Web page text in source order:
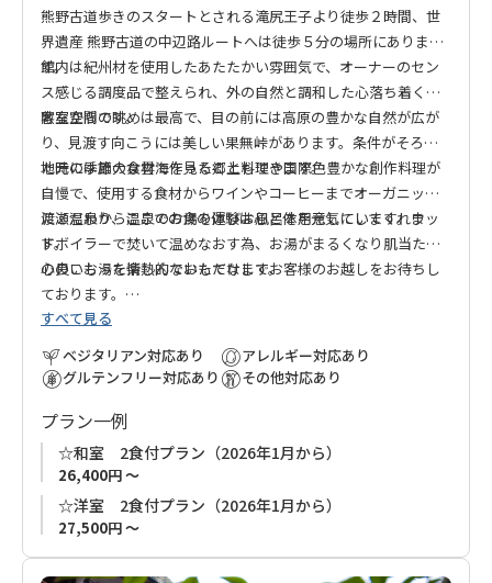
熊野古道歩きのスタートとされる滝尻王子より徒歩２時間、世
界遺産 熊野古道の中辺路ルートへは徒歩５分の場所にありま
す。
館内は紀州材を使用したあたたかい雰囲気で、オーナーのセン
ス感じる調度品で整えられ、外の自然と調和した心落ち着く素
敵な空間です。
客室からの眺めは最高で、目の前には高原の豊かな自然が広が
り、見渡す向こうには美しい果無峠があります。条件がそろっ
た時には雄大な雲海を見ることもできます。
地元の季節の食材で作った郷土料理や国際色豊かな創作料理が
自慢で、使用する食材からワインやコーヒーまでオーガニック
にこだわり、ここでの食の体験は心と体を元気にしてくれま
す。
渡瀬温泉から温泉のお湯を運びお風呂を用意しています。ウッ
ドボイラーで焚いて温めなおす為、お湯がまるくなり肌当たり
の良いお湯を楽しんでいただけます。
心のこもった情熱的なおもてなしでお客様のお越しをお待ちし
ております。
すべて見る
ベジタリアン対応あり
グルテンフリー対応あり
アレルギー対応あり
その他対応あり
プラン一例
☆和室 2食付プラン（2026年1月から）
26,400円 ～
☆洋室 2食付プラン（2026年1月から）
27,500円 ～